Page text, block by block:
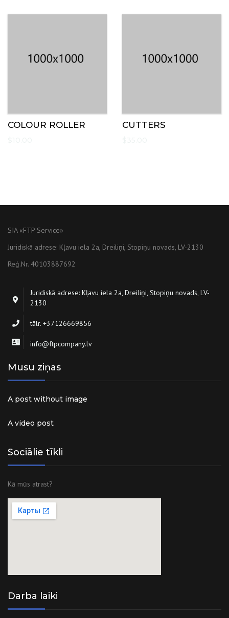
COLOUR ROLLER CUTTERS
SIA «FTP Service»
Juridiskā adrese: Kļavu iela 2a, Dreiliņi, Stopiņu novads, LV-2130
Reģ.Nr. 40103887692
Juridiskā adrese: Kļavu iela 2a, Dreiliņi, Stopiņu novads, LV-
2130
tālr. +37126669856
info@ftpcompany.lv
Musu ziņas
A post without image
A video post
Sociālie tīkli
Kā mūs atrast?
Darba laiki